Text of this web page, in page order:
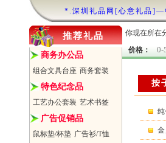
*.深圳礼品网[心意礼品]—
推荐礼品
商务办公品
组合文具台座 商务套装
特色纪念品
工艺办公套装 艺术书签
广告促销品
鼠标垫/杯垫 广告衫/T恤
你现在所在
价格：
0-
按